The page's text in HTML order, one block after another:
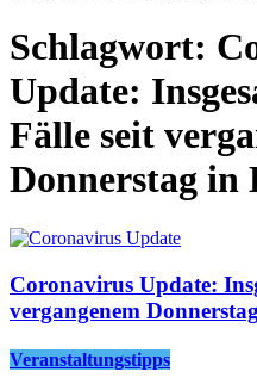
Schlagwort:
Update:
Fälle seit
Donnerstag in
Coronavirus Update:
vergangenem
Veranstaltungstipps